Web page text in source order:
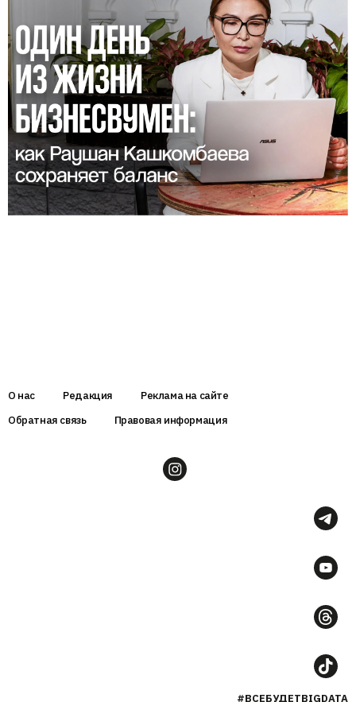
О нас Редакция
Реклама на сайте
Обратная связь
Правовая информация
#ВСЕБУДЕТBIGDATA